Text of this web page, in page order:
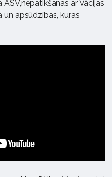
ar Vācijas
apsūdzības, kuras